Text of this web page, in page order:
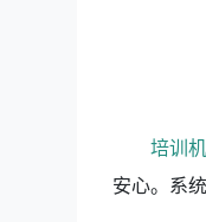
培训
安心。系